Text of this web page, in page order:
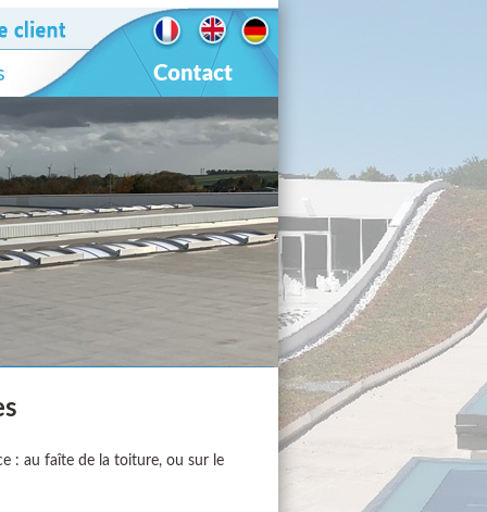
: au faîte de la toiture, ou sur le